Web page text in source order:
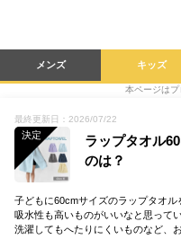
メンズ キッズ
本ページは
最終更新日：2026/07/22
決定
ラップタオル
のは？
子どもに60cmサイズのラップタオル
吸水性も高いものがいいなと思って
洗濯してもへたりにくいものなど、